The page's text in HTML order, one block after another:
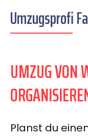
Umzugsprofi
UMZUG VON
Planst du